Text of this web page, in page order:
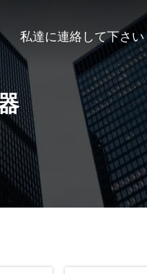
私達に連絡して下さい